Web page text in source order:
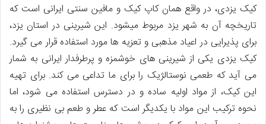
کیک یزدی، در واقع همان کاپ­ کیک و مافین سنتی ایرانی است که
تاریخچه آن به شهر یزد مربوط می­شود. این شیرینی در استان یزد،
برای پذیرایی در اعیاد مذهبی و تعزیه ­ها مورد استفاده قرار می­ گیرد.
کیک یزدی یکی از شیرینی ­های خوش­مزه و پرطرفدار ایرانی به ­شمار
می­ آید که طعمی نوستالژیک را برای ما تداعی می­ کند. برای تهیه
این کیک، از مواد اولیه ساده و در دسترس استفاده می ­شود، اما
نحوه ترکیب این مواد با یکدیگر است که عطر و طعم بی­ نظیری را به